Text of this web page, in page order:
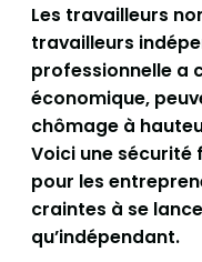
Les travailleurs
travailleurs
professionnelle a
économique,
chômage à
Voici une sécurité
pour les
craintes à se
qu’indépendant.